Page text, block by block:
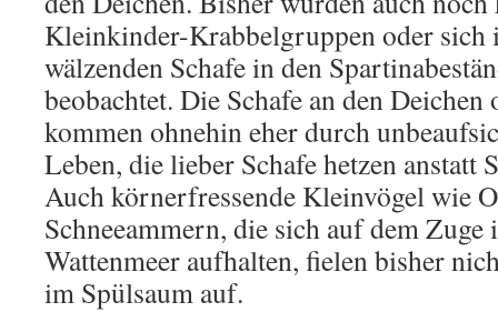
Kleinkinder-Krabbelgruppen oder sich
wälzenden Schafe in den
beobachtet. Die Schafe an den
kommen ohnehin eher durch
Leben, die lieber Schafe hetzen anstatt
Auch körnerfressende Kleinvögel wie
Schneeammern, die sich auf dem Zuge
Wattenmeer aufhalten, fielen bisher
im Spülsaum auf.